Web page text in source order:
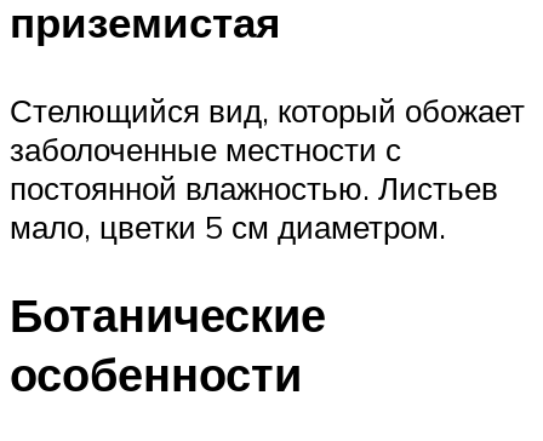
приземистая
Стелющийся вид, который обожает
заболоченные местности с
постоянной влажностью. Листьев
мало, цветки 5 см диаметром.
Ботанические
особенности